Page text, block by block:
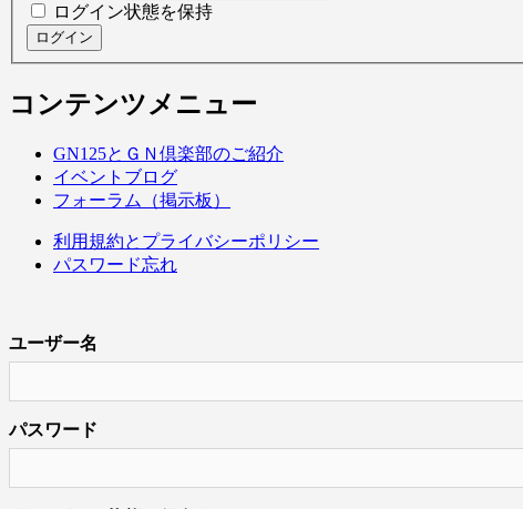
ログイン状態を保持
ログイン
コンテンツメニュー
GN125とＧＮ倶楽部のご紹介
イベントブログ
フォーラム（掲示板）
利用規約とプライバシーポリシー
パスワード忘れ
ユーザー名
パスワード